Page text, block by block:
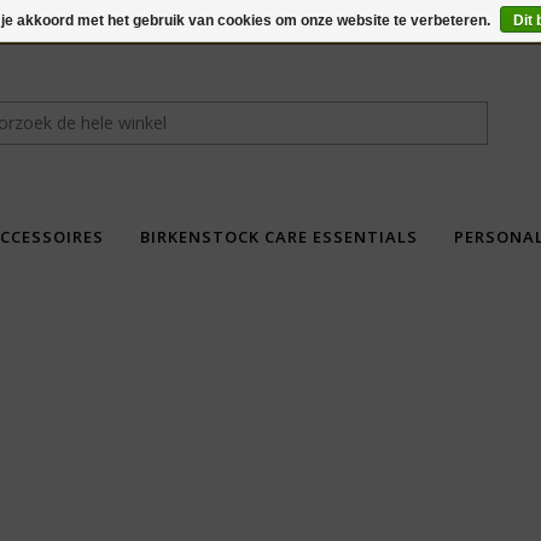
BIRKENSTOCK CARE ESSENTIALS
akkoord met het gebruik van cookies om onze website te verbeteren. Dit